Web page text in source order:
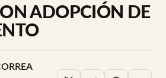
ADOPCIÓN DE